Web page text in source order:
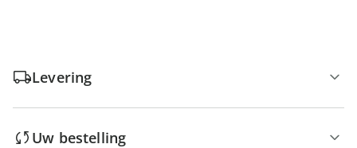
Levering
Uw bestelling